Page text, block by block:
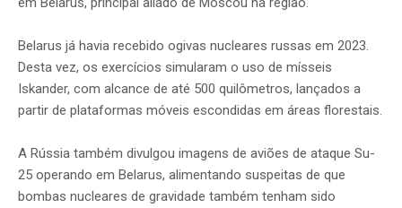
Belarus já havia recebido ogivas nucleares russas em 2023.
Desta vez, os exercícios simularam o uso de mísseis
Iskander, com alcance de até 500 quilômetros, lançados a
partir de plataformas móveis escondidas em áreas florestais.
A Rússia também divulgou imagens de aviões de ataque Su-
25 operando em Belarus, alimentando suspeitas de que
bombas nucleares de gravidade também tenham sido